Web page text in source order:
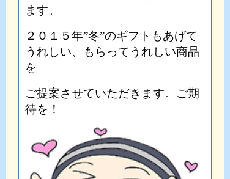
ます。
２０１５年”冬”のギフトもあげて
うれしい、もらってうれしい商品
を
ご提案させていただきます。ご期
待を！